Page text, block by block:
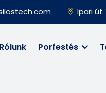
Ipari út
Rólunk Porfestés